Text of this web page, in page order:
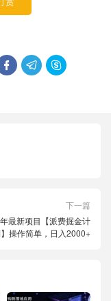
  
下一篇
最新项目【派费掘金计
操作简单，日入2000+